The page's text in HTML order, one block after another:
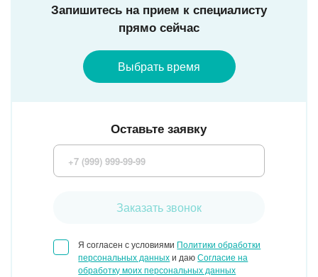
Оставьте заявку
Заказать звонок
Я согласен с условиями Политики обработки
персональных данныхи даюСогласие на
обработку моих персональных данных
Запишитесь на прием к специалисту
прямо сейчас
Выбрать время